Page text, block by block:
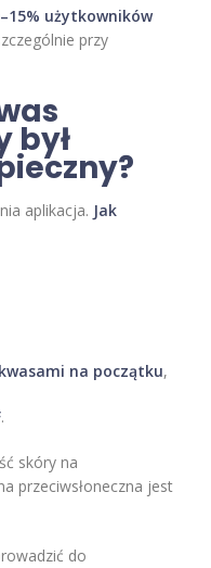
użytkowników
przy
był
aplikacja. Jak
na początku,
.
skóry na
przeciwsłoneczna jest
do